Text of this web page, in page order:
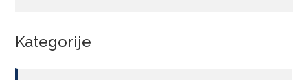
Kategorije